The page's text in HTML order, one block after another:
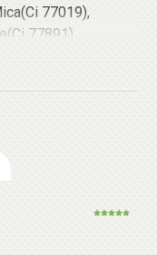
77019),
77891),
Acetate,
Flower Extract,
Cocos Nucifera